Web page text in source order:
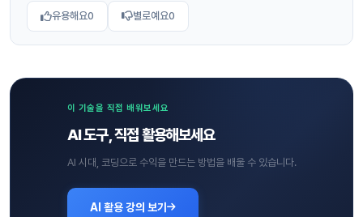
유용해요0 별로예요0
이 기술을 직접 배워보세요
AI 도구, 직접 활용해보세요
AI 시대, 코딩으로 수익을 만드는 방법을 배울 수 있습니다.
AI 활용 강의 보기